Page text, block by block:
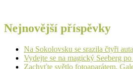
Nejnovější příspěvky
Na Sokolovsku se srazila čtyři
Vydejte se na magický Seeberg
Zachyťte světlo fotoaparátem.